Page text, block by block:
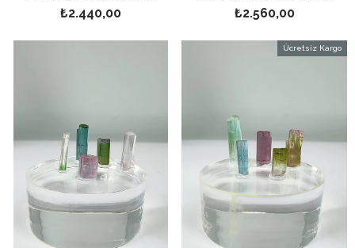
₺2.440,00 ₺2.560,00
Ücretsiz Kargo